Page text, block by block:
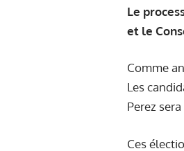
Le
et le
Comme
Les
Perez
Ces